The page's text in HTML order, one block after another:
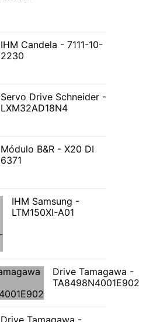
IHM Candela - 7111-10-
2230
Servo Drive Schneider -
LXM32AD18N4
Módulo B&R - X20 DI
6371
IHM Samsung -
LTM150XI-A01
Drive Tamagawa -
TA8498N4001E902